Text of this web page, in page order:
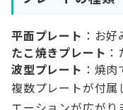
平面プレート ：お
たこ焼きプレート
波型プレート ：焼
複数プレートが付属